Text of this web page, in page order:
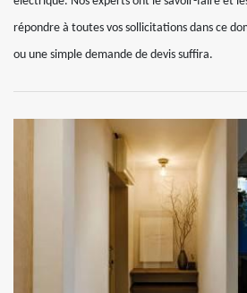
répondre à toutes vos sollicitations dans ce
ou une simple demande de devis suffira.